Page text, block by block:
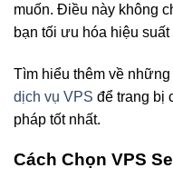
muốn. Điều này không
bạn tối ưu hóa hiệu suất
Tìm hiểu thêm về
dịch vụ VPS để trang bị
pháp tốt nhất.
Cách Chọn VPS